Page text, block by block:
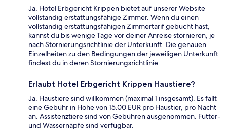
Ja, Hotel Erbgericht Krippen bietet auf unserer Website
vollständig erstattungsfähige Zimmer. Wenn du einen
vollständig erstattungsfähigen Zimmertarif gebucht hast,
kannst du bis wenige Tage vor deiner Anreise stornieren, je
nach Stornierungsrichtlinie der Unterkunft. Die genauen
Einzelheiten zu den Bedingungen der jeweiligen Unterkunft
findest du in deren Stornierungsrichtlinie.
Erlaubt Hotel Erbgericht Krippen Haustiere?
Ja, Haustiere sind willkommen (maximal 1 insgesamt). Es fällt
eine Gebühr in Höhe von 15.00 EUR pro Haustier, pro Nacht
an. Assistenztiere sind von Gebühren ausgenommen. Futter-
und Wassernäpfe sind verfügbar.